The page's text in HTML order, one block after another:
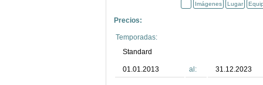
Imágenes Lugar
Precios:
Temporadas:
Standard
01.01.2013 al: 31.12.2023